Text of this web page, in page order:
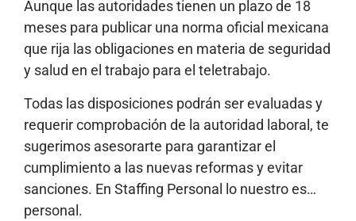
Aunque las autoridades tienen un plazo de 18
meses para publicar una norma oficial mexicana
que rija las obligaciones en materia de seguridad
y salud en el trabajo para el teletrabajo.
Todas las disposiciones podrán ser evaluadas y
requerir comprobación de la autoridad laboral, te
sugerimos asesorarte para garantizar el
cumplimiento a las nuevas reformas y evitar
sanciones. En Staffing Personal lo nuestro es…
personal.